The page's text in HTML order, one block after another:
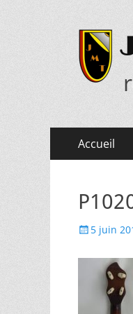
Menu
Accueil
Posted
5 juin